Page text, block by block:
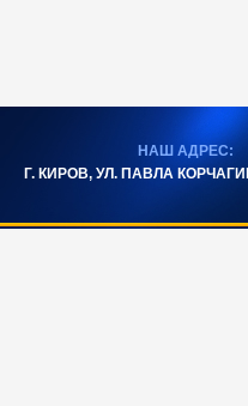
НАШ АДРЕС:
Г. КИРОВ, УЛ. ПАВЛА